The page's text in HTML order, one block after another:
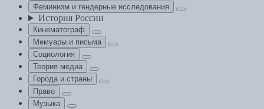
Феминизм и гендерные исследования
История России
Кинематограф
Мемуары и письма
Социология
Теория медиа
Города и страны
Право
Музыка